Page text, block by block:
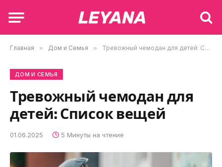
Главная » Дом и Семья » Тревожный чемодан для детей: Список вещей
ДОМ И СЕМЬЯ
Тревожный чемодан для
детей: Список вещей
01.06.2025 5 Минуты на чтение